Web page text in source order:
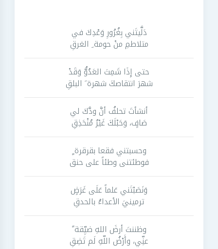
دَلَّيتَني بِغُرُورِ وَعْدِكَ في
متلاطمِ منْ حومة ِ الغرقِ
حتى إِذَا شَمِتَ العَدُوُّ وَقَدْ
شهرَ انتقاصكَ شهرة َ البلقِ
أنشأتَ تحلفُ أنَّ ودَّكَ لي
صَافٍ، وَحَبْلَكَ غَيْرُ مُنْحَذِقِ
وحسبتني فقعا بقرقرة ٍ
فوطئتنى وطئاً على حنق
وَنَصَبْتَني عَلماً عَلَى غَرَضٍ
ترمينيَ الأعداءُ بالحدقِ
وظننتَ أرضَ اللهِ ضيِّقة ً
عنِّي، وأَرْضُ اللّهِ لَم تَضِقِ